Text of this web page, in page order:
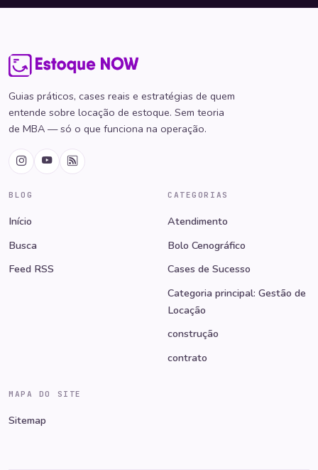
Guias práticos, cases reais e estratégias de quem
entende sobre locação de estoque. Sem teoria
de MBA — só o que funciona na operação.
BLOG
Início
Busca
Feed RSS
CATEGORIAS
Atendimento
Bolo Cenográfico
Cases de Sucesso
Categoria principal: Gestão de
Locação
construção
contrato
MAPA DO SITE
Sitemap